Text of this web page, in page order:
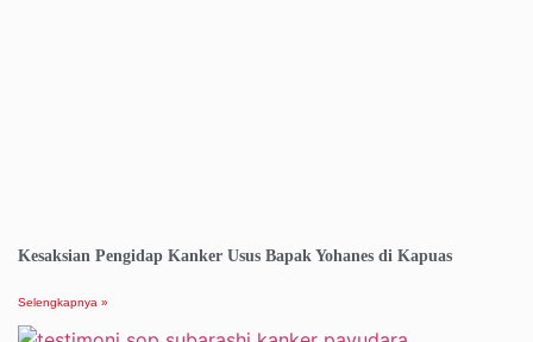
Kesaksian Pengidap Kanker Usus Bapak Yohanes di Kapuas
Selengkapnya »